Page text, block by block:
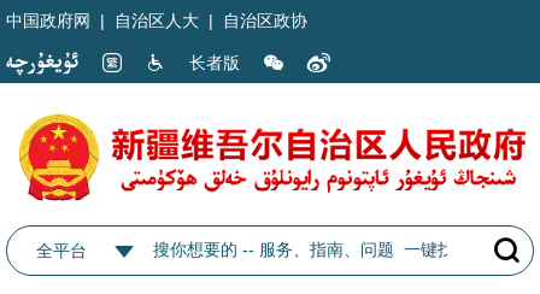
中国政府网 | 自治区人大 | 自治区政协
长者版
全平台